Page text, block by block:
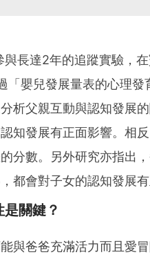
長達2年的追蹤實驗，
「嬰兒發展量表的心理
析父親互動與認知發展
知發展有正面影響。相
分數。另外研究亦指出
都會對子女的認知發展有
關鍵？
與爸爸充滿活力而且愛